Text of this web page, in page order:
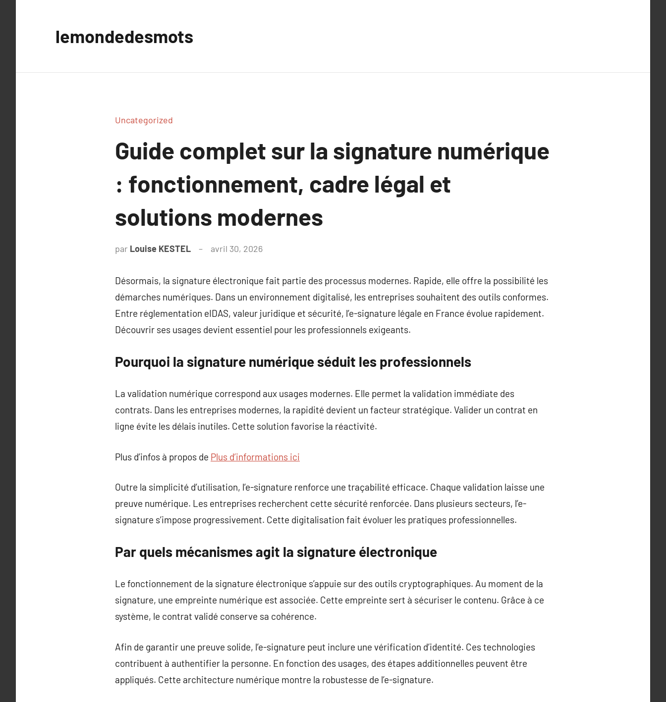
lemondedesmots
Uncategorized
Guide complet sur la signature numérique
: fonctionnement, cadre légal et
solutions modernes
par Louise KESTEL avril 30, 2026
Désormais, la signature électronique fait partie des processus modernes. Rapide, elle offre la possibilité les
démarches numériques. Dans un environnement digitalisé, les entreprises souhaitent des outils conformes.
Entre réglementation eIDAS, valeur juridique et sécurité, l’e-signature légale en France évolue rapidement.
Découvrir ses usages devient essentiel pour les professionnels exigeants.
Pourquoi la signature numérique séduit les professionnels
La validation numérique correspond aux usages modernes. Elle permet la validation immédiate des
contrats. Dans les entreprises modernes, la rapidité devient un facteur stratégique. Valider un contrat en
ligne évite les délais inutiles. Cette solution favorise la réactivité.
Plus d’infos à propos de Plus d’informations ici
Outre la simplicité d’utilisation, l’e-signature renforce une traçabilité efficace. Chaque validation laisse une
preuve numérique. Les entreprises recherchent cette sécurité renforcée. Dans plusieurs secteurs, l’e-
signature s’impose progressivement. Cette digitalisation fait évoluer les pratiques professionnelles.
Par quels mécanismes agit la signature électronique
Le fonctionnement de la signature électronique s’appuie sur des outils cryptographiques. Au moment de la
signature, une empreinte numérique est associée. Cette empreinte sert à sécuriser le contenu. Grâce à ce
système, le contrat validé conserve sa cohérence.
Afin de garantir une preuve solide, l’e-signature peut inclure une vérification d’identité. Ces technologies
contribuent à authentifier la personne. En fonction des usages, des étapes additionnelles peuvent être
appliqués. Cette architecture numérique montre la robustesse de l’e-signature.